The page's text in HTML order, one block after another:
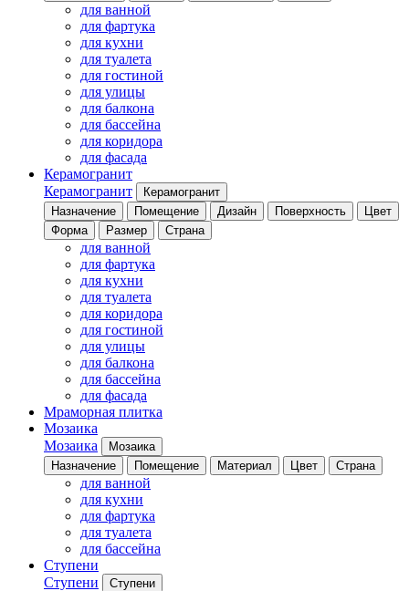
для ванной
для фартука
для кухни
для туалета
для гостиной
для улицы
для балкона
для бассейна
для коридора
для фасада
Керамогранит
Керамогранит
Керамогранит
Назначение
Помещение Дизайн Поверхность
Цвет
Форма
Размер Страна
для ванной
для фартука
для кухни
для туалета
для коридора
для гостиной
для улицы
для балкона
для бассейна
для фасада
Мраморная плитка
Мозаика
Мозаика
Мозаика
Назначение
Помещение Материал Цвет Страна
для ванной
для кухни
для фартука
для туалета
для бассейна
Ступени
Ступени
Ступени